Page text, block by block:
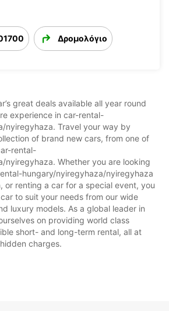
Δρομολόγιο
great deals available all year round
experience in car-rental-
nyiregyhaza. Travel your way by
of brand new cars, from one of
rental-
nyiregyhaza. Whether you are looking
hungary/nyiregyhaza/nyiregyhaza
or renting a car for a special event, you
to suit your needs from our wide
luxury models. As a global leader in
on providing world class
short- and long-term rental, all at
charges.